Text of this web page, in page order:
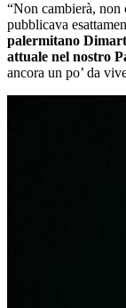
“Non cambierà, non
pubblicava
palermitano
attuale nel nostro
ancora un po’ da